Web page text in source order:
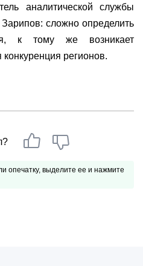
аналитической службы
сложно определить
к тому же возникает
регионов.
опечатку, выделите ее и нажмите